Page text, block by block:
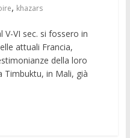
, khazars
V-VI sec. si fossero in
attuali Francia,
della loro
Timbuktu, in Mali, già